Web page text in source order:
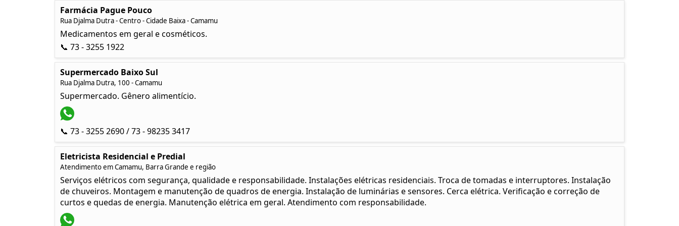
Farmácia Pague Pouco
Rua Djalma Dutra - Centro - Cidade Baixa - Camamu
Medicamentos em geral e cosméticos.
📞 73 - 3255 1922
Supermercado Baixo Sul
Rua Djalma Dutra, 100 - Camamu
Supermercado. Gênero alimentício.
📞 73 - 3255 2690 / 73 - 98235 3417
Eletricista Residencial e Predial
Atendimento em Camamu, Barra Grande e região
Serviços elétricos com segurança, qualidade e responsabilidade. Instalações elétricas residenciais. Troca de tomadas e interruptores. Instalação
de chuveiros. Montagem e manutenção de quadros de energia. Instalação de luminárias e sensores. Cerca elétrica. Verificação e correção de
curtos e quedas de energia. Manutenção elétrica em geral. Atendimento com responsabilidade.